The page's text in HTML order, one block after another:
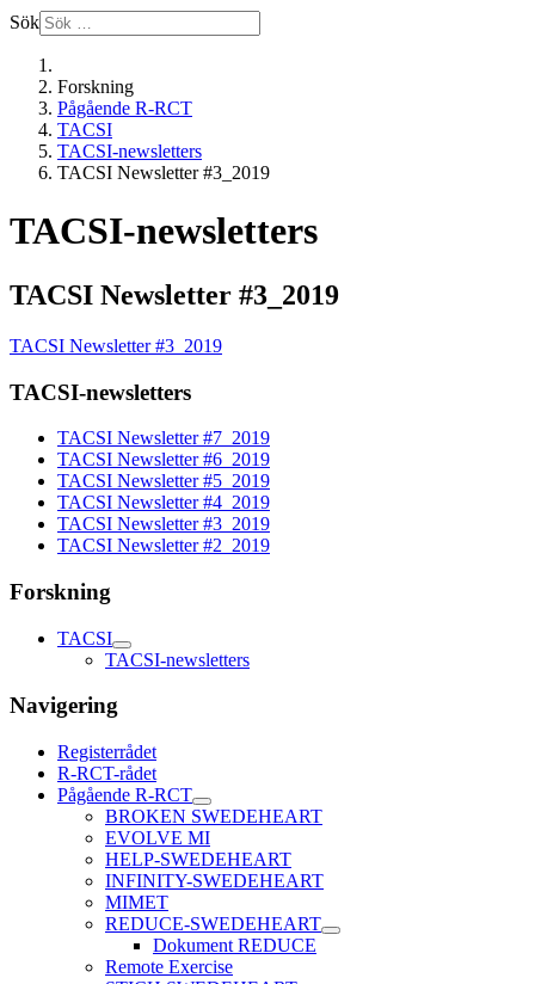
Sök
Forskning
Pågående R-RCT
TACSI
TACSI-newsletters
TACSI Newsletter #3_2019
TACSI-newsletters
TACSI Newsletter #3_2019
TACSI Newsletter #3_2019
TACSI-newsletters
TACSI Newsletter #7_2019
TACSI Newsletter #6_2019
TACSI Newsletter #5_2019
TACSI Newsletter #4_2019
TACSI Newsletter #3_2019
TACSI Newsletter #2_2019
Forskning
TACSI
TACSI-newsletters
Navigering
Registerrådet
R-RCT-rådet
Pågående R-RCT
BROKEN SWEDEHEART
EVOLVE MI
HELP-SWEDEHEART
INFINITY-SWEDEHEART
MIMET
REDUCE-SWEDEHEART
Dokument REDUCE
Remote Exercise